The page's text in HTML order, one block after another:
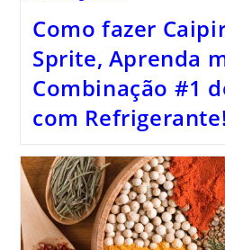
Como fazer
Sprite, Aprenda
Combinação #1
com Refrigerante!